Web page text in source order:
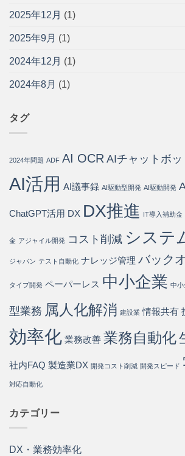
る
法
導
入
テ
に
り
添
パ
ト
リ
導
手
を
底
解
説
は
問
合
せ
75%
ス
ト
80%
を
現
る
は
2025年12月 (1)
2025年9月 (1)
2024年12月 (1)
2024年8月 (1)
タグ
2024年問題 ADF AI OCR AIチャットボッ
AI活用 AI議事録 AI駆動型開発 AI駆動開発
ChatGPT活用 DX DX推進 IT導入補助金
金 アジャイル開発 コスト削減 システ
ジャパン テスト自動化 ナレッジ管理 バック
タイプ開発 ペーパーレス 中小企業 中小
型業務 属人化解消 建設業 情報共有
効率化 業務改善 業務自動化
社内FAQ 製造業DX 開発コスト削減 開発スピード
対応自動化
カテゴリー
DX・業務効率化